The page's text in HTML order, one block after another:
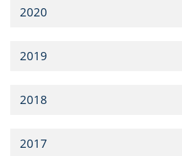
2020
2019
2018
2017